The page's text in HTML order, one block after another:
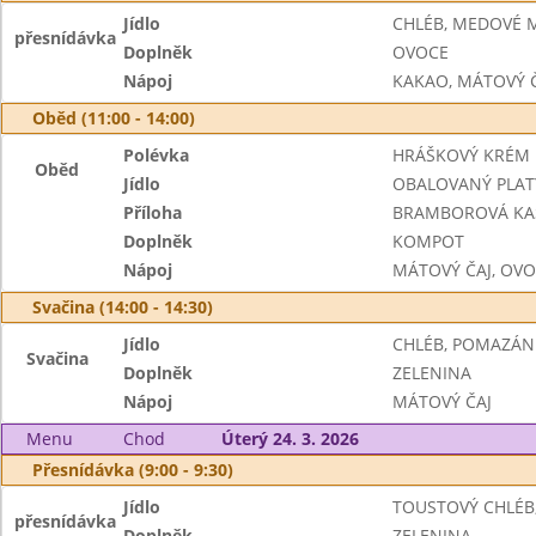
přesnídávka
Jídlo
CHLÉB, MEDOVÉ
Doplněk
OVOCE
Nápoj
KAKAO, MÁTOVÝ
Oběd (11:00 - 14:00)
Oběd
Polévka
HRÁŠKOVÝ KRÉM
Jídlo
OBALOVANÝ
Příloha
BRAMBOROVÁ
Doplněk
KOMPOT
Nápoj
MÁTOVÝ ČAJ,
Svačina (14:00 - 14:30)
Svačina
Jídlo
CHLÉB,
Doplněk
ZELENINA
Nápoj
MÁTOVÝ ČAJ
Menu
Chod
Úterý 24. 3. 2026
Přesnídávka (9:00 - 9:30)
přesnídávka
Jídlo
TOUSTOVÝ